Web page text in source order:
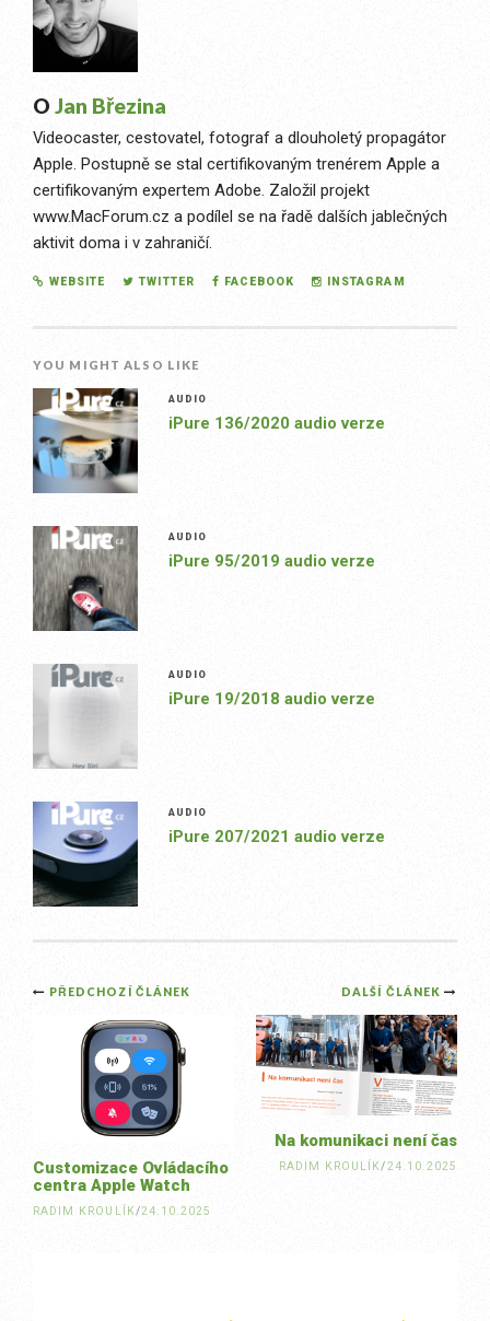
O Jan Březina
Videocaster, cestovatel, fotograf a dlouholetý propagátor
Apple. Postupně se stal certifikovaným trenérem Apple a
certifikovaným expertem Adobe. Založil projekt
www.MacForum.cz a podílel se na řadě dalších jablečných
aktivit doma i v zahraničí.
WEBSITE TWITTER FACEBOOK INSTAGRAM
YOU MIGHT ALSO LIKE
AUDIO
iPure 136/2020 audio verze
AUDIO
iPure 95/2019 audio verze
AUDIO
iPure 19/2018 audio verze
AUDIO
iPure 207/2021 audio verze
Post
navigation
DALŠÍ ČLÁNEK
Na komunikaci není čas
RADIM KROULÍK/24.10.2025
PŘEDCHOZÍ ČLÁNEK
Customizace Ovládacího
centra Apple Watch
RADIM KROULÍK/24.10.2025